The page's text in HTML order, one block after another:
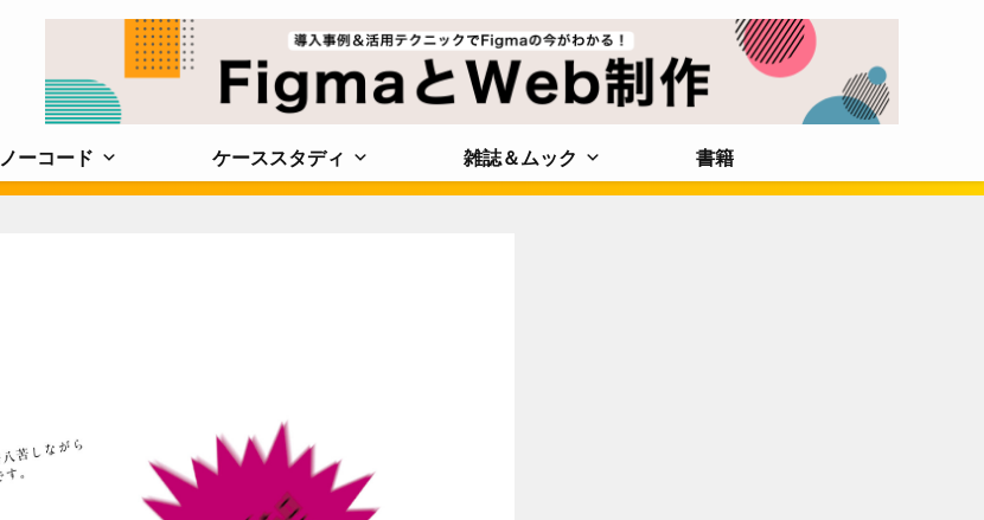
ノーコード ケーススタディ 雑誌＆ムック 書籍